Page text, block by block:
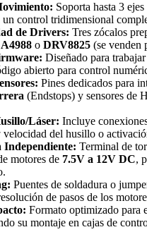
Soporta hasta 3
control tridimensional
de Drivers: Tres zócalos
A4988 o DRV8825 (se venden
Diseñado para
abierto para control
Pines dedicados para
(Endstops) y sensores de
Láser: Incluye
del husillo o
Independiente: Terminal de
motores de 7.5V a 12V DC,
Puentes de soldadura o
de pasos de los
Formato optimizado para
su montaje en cajas de